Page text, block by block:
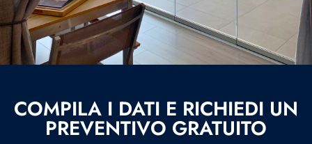
COMPILA I DATI E RICHIEDI UN
PREVENTIVO GRATUITO